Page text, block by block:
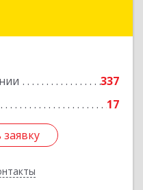
337
17
г, Правды ул, дом №